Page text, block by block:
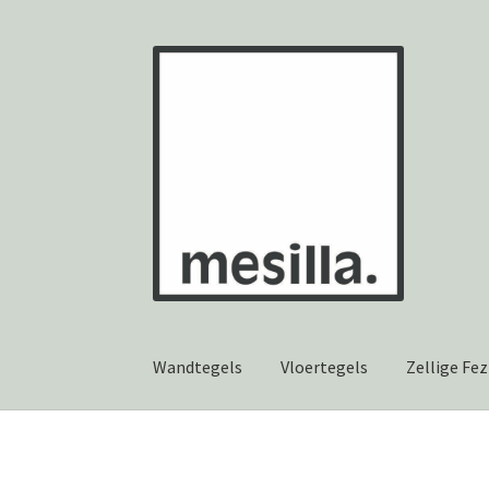
Ga
Ga
Wandtegels Vloertegels Zellige Fez